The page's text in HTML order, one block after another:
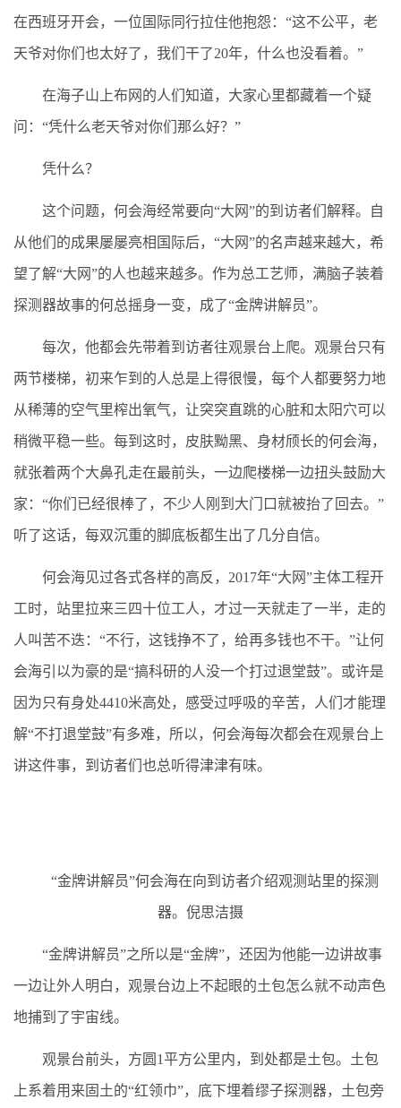
在西班牙开会，一位国际同行拉住他抱怨：“这不公平，老
天爷对你们也太好了，我们干了20年，什么也没看着。”
在海子山上布网的人们知道，大家心里都藏着一个疑
问：“凭什么老天爷对你们那么好？”
凭什么？
这个问题，何会海经常要向“大网”的到访者们解释。自
从他们的成果屡屡亮相国际后，“大网”的名声越来越大，希
望了解“大网”的人也越来越多。作为总工艺师，满脑子装着
探测器故事的何总摇身一变，成了“金牌讲解员”。
每次，他都会先带着到访者往观景台上爬。观景台只有
两节楼梯，初来乍到的人总是上得很慢，每个人都要努力地
从稀薄的空气里榨出氧气，让突突直跳的心脏和太阳穴可以
稍微平稳一些。每到这时，皮肤黝黑、身材颀长的何会海，
就张着两个大鼻孔走在最前头，一边爬楼梯一边扭头鼓励大
家：“你们已经很棒了，不少人刚到大门口就被抬了回去。”
听了这话，每双沉重的脚底板都生出了几分自信。
何会海见过各式各样的高反，2017年“大网”主体工程开
工时，站里拉来三四十位工人，才过一天就走了一半，走的
人叫苦不迭：“不行，这钱挣不了，给再多钱也不干。”让何
会海引以为豪的是“搞科研的人没一个打过退堂鼓”。或许是
因为只有身处4410米高处，感受过呼吸的辛苦，人们才能理
解“不打退堂鼓”有多难，所以，何会海每次都会在观景台上
讲这件事，到访者们也总听得津津有味。
“金牌讲解员”何会海在向到访者介绍观测站里的探测
器。倪思洁摄
“金牌讲解员”之所以是“金牌”，还因为他能一边讲故事
一边让外人明白，观景台边上不起眼的土包怎么就不动声色
地捕到了宇宙线。
观景台前头，方圆1平方公里内，到处都是土包。土包
上系着用来固土的“红领巾”，底下埋着缪子探测器，土包旁